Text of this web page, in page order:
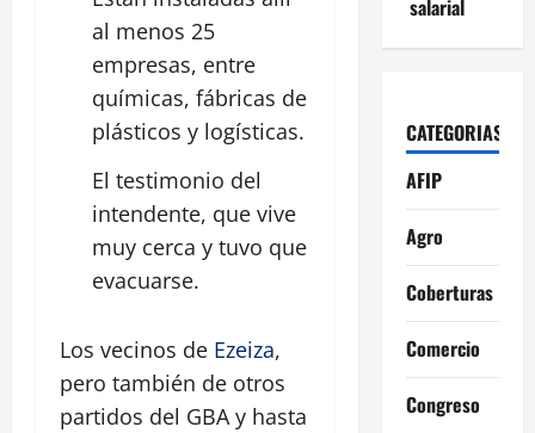
al menos 25
empresas, entre
químicas, fábricas de
plásticos y logísticas.
El testimonio del
intendente, que vive
muy cerca y tuvo que
evacuarse.
Los vecinos de Ezeiza,
pero también de otros
partidos del GBA y hasta
salarial
CATEGORIAS
AFIP
Agro
Coberturas
Comercio
Congreso